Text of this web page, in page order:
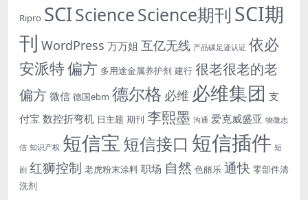
Ripro SCIScienceScience期刊 SCI期
刊 WordPress 万万姐 互亿无线 产品碳足迹认证 依必
安派特偏方 多用途金属养护剂 建行 很老很老的老
偏方 微信 德国ebm 德尔格 必维 必维集团 支
付宝 数控折弯机 日主题 期刊 李熙墨 沟通 爱克威盛亚 物微志
信 知识产权 短信宝 短信接口 短信插件 短
剧 红狮控制 老虎粉末涂料 职场 自然 色丽乐 通快 零部件清
洗剂